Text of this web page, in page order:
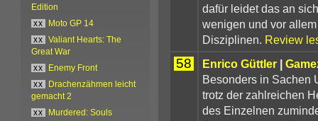
dafür leidet das an
wenigen und vor
Disziplinen. Review
58 Enrico Güttler|
Besonders in Sachen
trotz der zahlreichen
des Einzelnen
Edition
xx
Moto GP 14
xx
Valiant Hearts: The
Great War
xx
Enemy Front
xx
Drachenzähmen leicht
gemacht 2
xx
Murdered: Souls